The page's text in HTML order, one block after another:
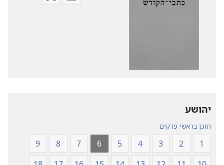
יהושע
תוכן בראשי פרקים
1
2
3
4
5
6
7
8
9